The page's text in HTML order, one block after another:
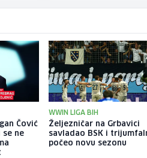
Čović
se ne
WWIN LIGA BIH
Željezničar na Grbavici
savladao BSK i
počeo novu sezonu